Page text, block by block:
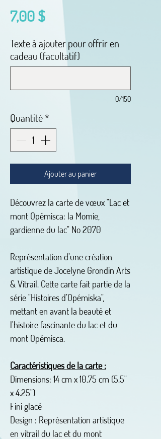
7,00 $Prix
Texte à ajouter pour offrir en
cadeau (facultatif)
0/150
Quantité*
Ajouter au panier
Découvrez la carte de vœux "Lac et
mont Opémisca: la Momie,
gardienne du lac" No 2070
Représentation d’une création
artistique de Jocelyne Grondin Arts
& Vitrail. Cette carte fait partie de la
série "Histoires d’Opémiska",
mettant en avant la beauté et
l'histoire fascinante du lac et du
mont Opémisca.
Caractéristiques de la carte :
Dimensions: 14 cm x 10.75 cm (5.5"
x 4.25")
Fini glacé
Design : Représentation artistique
en vitrail du lac et du mont